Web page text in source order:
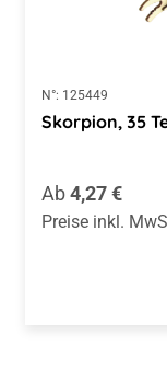
N°: 125449
Skorpion, 35
Regulärer Preis:
Ab4,27 €
Preise inkl.